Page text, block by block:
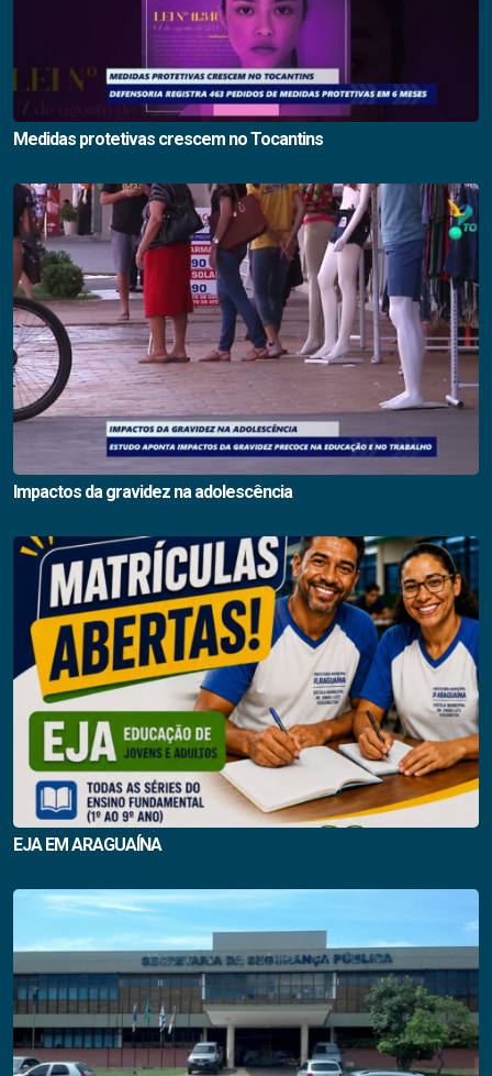
Medidas protetivas crescem no Tocantins
Impactos da gravidez na adolescência
EJA EM ARAGUAÍNA